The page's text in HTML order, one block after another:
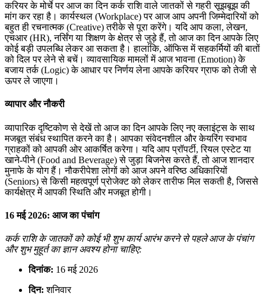
करियर के मोर्चे पर आज का दिन कर्क राशि वाले जातकों से गहरी सूझबूझ की
मांग कर रहा है। कार्यस्थल (Workplace) पर आज आप अपनी जिम्मेदारियों को
बहुत ही रचनात्मक (Creative) तरीके से पूरा करेंगे। यदि आप कला, लेखन,
एचआर (HR), नर्सिंग या शिक्षण के क्षेत्र से जुड़े हैं, तो आज का दिन आपके लिए
कोई बड़ी उपलब्धि लेकर आ सकता है। हालांकि, ऑफिस में सहकर्मियों की बातों
को दिल पर लेने से बचें। व्यावसायिक मामलों में आज भावना (Emotion) के
बजाय तर्क (Logic) के आधार पर निर्णय लेना आपके करियर ग्राफ को तेजी से
ऊपर ले जाएगा।
व्यापार और नौकरी
व्यापारिक दृष्टिकोण से देखें तो आज का दिन आपके लिए नए क्लाइंट्स के साथ
मजबूत संबंध स्थापित करने का है। आपका संवेदनशील और केयरिंग स्वभाव
ग्राहकों को आपकी ओर आकर्षित करेगा। यदि आप प्रॉपर्टी, रियल एस्टेट या
खाने-पीने (Food and Beverage) से जुड़ा बिजनेस करते हैं, तो आज शानदार
मुनाफे के योग हैं। नौकरीपेशा लोगों को आज अपने वरिष्ठ अधिकारियों
(Seniors) से किसी महत्वपूर्ण प्रोजेक्ट को लेकर तारीफ मिल सकती है, जिससे
कार्यक्षेत्र में आपकी स्थिति और मजबूत होगी।
16 मई 2026: आज का पंचांग
कर्क राशि के जातकों को कोई भी शुभ कार्य आरंभ करने से पहले आज के पंचांग
और शुभ मुहूर्त का ज्ञान अवश्य होना चाहिए:
दिनांक: 16 मई 2026
दिन: शनिवार